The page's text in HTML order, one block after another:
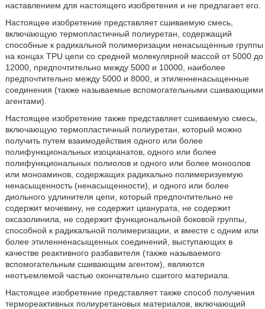
наставлением для настоящего изобретения и не предлагает его.
Настоящее изобретение представляет сшиваемую смесь,
включающую термопластичный полиуретан, содержащий
способные к радикальной полимеризации ненасыщенные группы
на концах TPU цепи со средней молекулярной массой от 5000 до
12000, предпочтительно между 5000 и 10000, наиболее
предпочтительно между 5000 и 8000, и этиленненасыщенные
соединения (также называемые вспомогательными сшивающими
агентами).
Настоящее изобретение также представляет сшиваемую смесь,
включающую термопластичный полиуретан, который можно
получить путем взаимодействия одного или более
полифункциональных изоцианатов, одного или более
полифункциональных полиолов и одного или более моноолов
или моноаминов, содержащих радикально полимеризуемую
ненасыщенность (ненасыщенности), и одного или более
диольного удлинителя цепи, который предпочтительно не
содержит мочевину, не содержит цианурата, не содержит
оксазолинила, не содержит функциональной боковой группы,
способной к радикальной полимеризации, и вместе с одним или
более этиленненасыщенных соединений, выступающих в
качестве реактивного разбавителя (также называемого
вспомогательным сшивающим агентом), являются
неотъемлемой частью окончательно сшитого материала.
Настоящее изобретение представляет также способ получения
термореактивных полиуретановых материалов, включающий